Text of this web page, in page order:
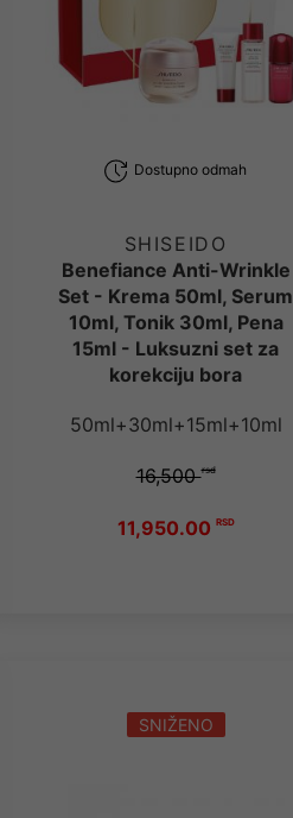
Dostupno odmah
SHISEIDO
Benefiance Anti-Wrinkle
Set - Krema 50ml, Serum
10ml, Tonik 30ml, Pena
15ml - Luksuzni set za
korekciju bora
50ml+30ml+15ml+10ml
16,500rsd
11,950.00 RSD
SNIŽENO